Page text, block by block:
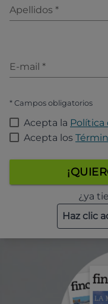
Apellidos *
E-mail *
* Campos obligatorios
Acepta la Política
Acepta los
¿ya
Haz clic